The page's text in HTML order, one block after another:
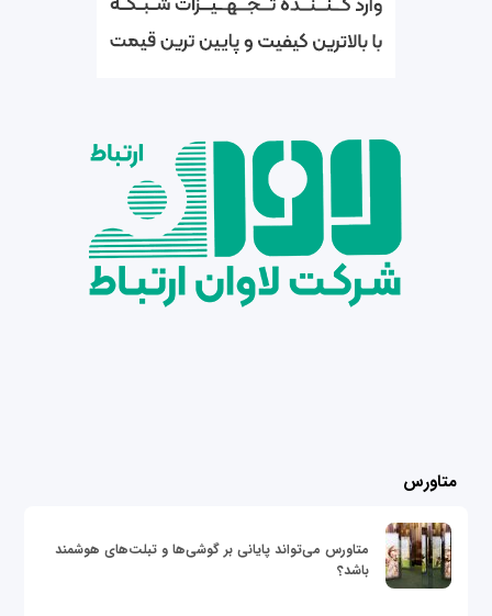
متاورس
متاورس می‌تواند پایانی بر گوشی‌ها و تبلت‌های هوشمند
باشد؟